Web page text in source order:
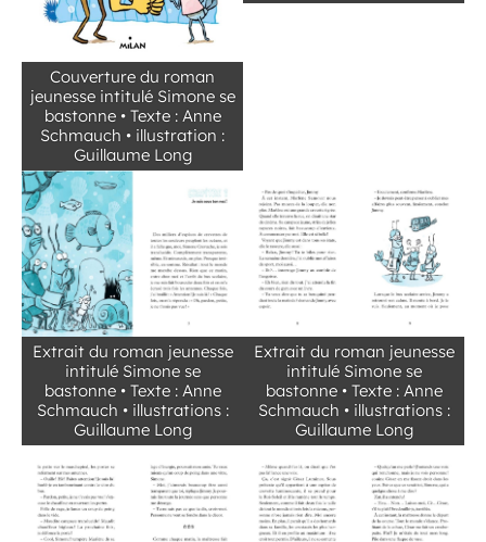
Couverture du roman
jeunesse intitulé Simone se
bastonne • Texte : Anne
Schmauch • illustration :
Guillaume Long
Extrait du roman jeunesse
intitulé Simone se
bastonne • Texte : Anne
Schmauch • illustrations :
Guillaume Long
Extrait du roman jeunesse
intitulé Simone se
bastonne • Texte : Anne
Schmauch • illustrations :
Guillaume Long